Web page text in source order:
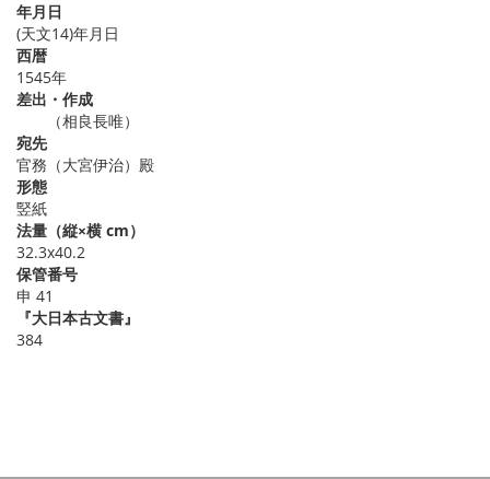
年月日
(天文14)年月日
西暦
1545年
差出・作成
ゝゝ（相良長唯）
宛先
官務（大宮伊治）殿
形態
竪紙
法量（縦×横 cm）
32.3x40.2
保管番号
申 41
『大日本古文書』
384